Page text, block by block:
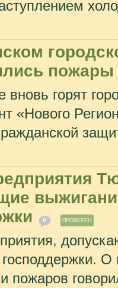
пожары
вновь горят
«Нового
0 ПРОВЕРЕН
господдержки.
пожаров